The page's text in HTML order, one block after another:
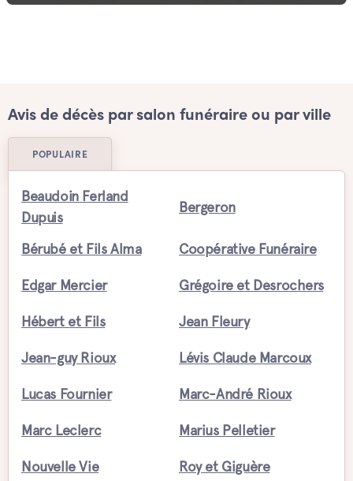
Avis de décès par salon funéraire ou par ville
POPULAIRE
Beaudoin Ferland
Dupuis
Bergeron
Bérubé et Fils Alma Coopérative Funéraire
Edgar Mercier Grégoire et Desrochers
Hébert et Fils Jean Fleury
Jean-guy Rioux Lévis Claude Marcoux
Lucas Fournier Marc-André Rioux
Marc Leclerc Marius Pelletier
Nouvelle Vie Roy et Giguère